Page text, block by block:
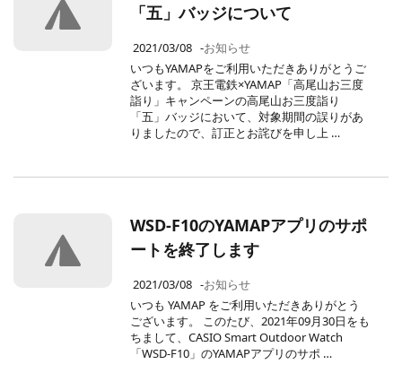
「五」バッジについて
2021/03/08 -お知らせ
いつもYAMAPをご利用いただきありがとうご
ざいます。 京王電鉄×YAMAP「高尾山お三度
詣り」キャンペーンの高尾山お三度詣り
「五」バッジにおいて、対象期間の誤りがあ
りましたので、訂正とお詫びを申し上 …
WSD-F10のYAMAPアプリのサポ
ートを終了します
2021/03/08 -お知らせ
いつも YAMAP をご利用いただきありがとう
ございます。 このたび、2021年09月30日をも
ちまして、CASIO Smart Outdoor Watch
「WSD-F10」のYAMAPアプリのサポ …